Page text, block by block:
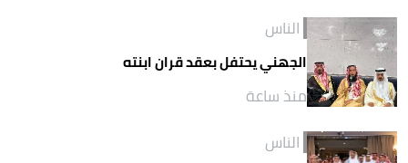
الناس
الجهني يحتفل بعقد قران ابنته
منذ ساعة
الناس